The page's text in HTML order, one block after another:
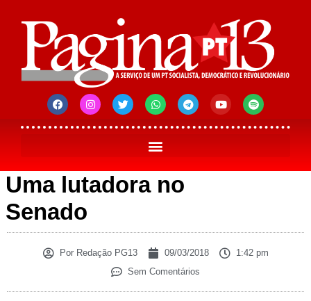
Uma lutadora no
Senado
PorRedação PG13 09/03/2018
1:42 pm
Sem Comentários